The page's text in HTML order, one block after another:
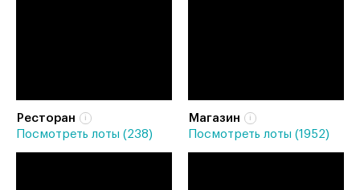
Ресторан
Посмотреть лоты (238)
Магазин
Посмотреть лоты (1952)